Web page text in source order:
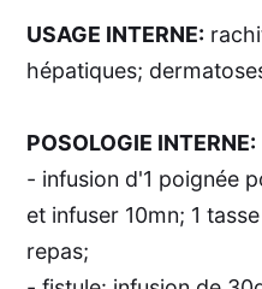
USAGE INTERNE:
hépatiques;
POSOLOGIE INTERNE:
- infusion d'1 poignée
et infuser 10mn; 1
repas;